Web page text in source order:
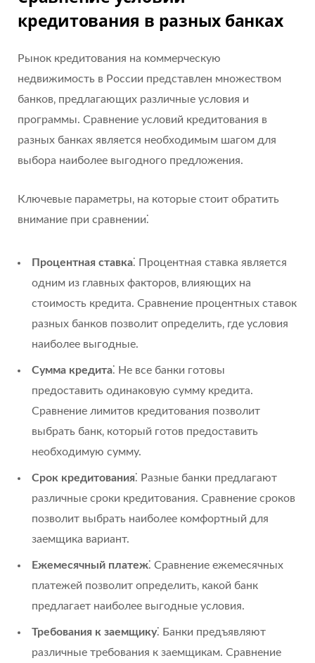
кредитования в разных банках
Рынок кредитования на коммерческую
недвижимость в России представлен множеством
банков‚ предлагающих различные условия и
программы. Сравнение условий кредитования в
разных банках является необходимым шагом для
выбора наиболее выгодного предложения.
Ключевые параметры‚ на которые стоит обратить
внимание при сравнении⁚
Процентная ставка⁚ Процентная ставка является
одним из главных факторов‚ влияющих на
стоимость кредита. Сравнение процентных ставок
разных банков позволит определить‚ где условия
наиболее выгодные.
Сумма кредита⁚ Не все банки готовы
предоставить одинаковую сумму кредита.
Сравнение лимитов кредитования позволит
выбрать банк‚ который готов предоставить
необходимую сумму.
Срок кредитования⁚ Разные банки предлагают
различные сроки кредитования. Сравнение сроков
позволит выбрать наиболее комфортный для
заемщика вариант.
Ежемесячный платеж⁚ Сравнение ежемесячных
платежей позволит определить‚ какой банк
предлагает наиболее выгодные условия.
Требования к заемщику⁚ Банки предъявляют
различные требования к заемщикам. Сравнение